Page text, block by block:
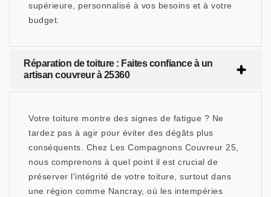
supérieure, personnalisé à vos besoins et à votre
budget.
Réparation de toiture : Faites confiance à un
artisan couvreur à 25360
Votre toiture montre des signes de fatigue ? Ne
tardez pas à agir pour éviter des dégâts plus
conséquents. Chez Les Compagnons Couvreur 25,
nous comprenons à quel point il est crucial de
préserver l'intégrité de votre toiture, surtout dans
une région comme Nancray, où les intempéries